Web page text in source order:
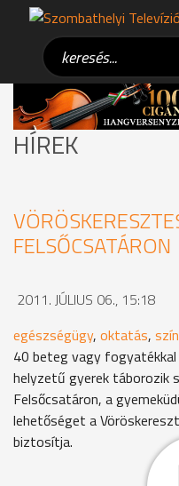
HÍREK
FELSŐCSATÁRON
2011. JÚLIUS 06., 15:18
egészségügy, oktatás,
40 beteg vagy
helyzetű gyerek táborozik
Felsőcsatáron, a
lehetőséget a
biztosítja.